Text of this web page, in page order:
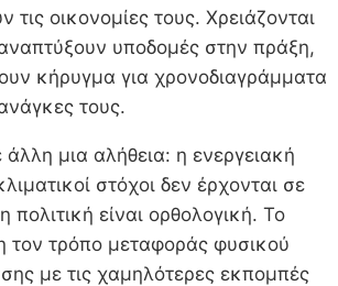
τις οικονομίες τους. Χρειάζονται
υποδομές στην πράξη,
κήρυγμα για χρονοδιαγράμματα
τους.
μια αλήθεια: η ενεργειακή
στόχοι δεν έρχονται σε
είναι ορθολογική. Το
τον τρόπο μεταφοράς φυσικού
με τις χαμηλότερες εκπομπές